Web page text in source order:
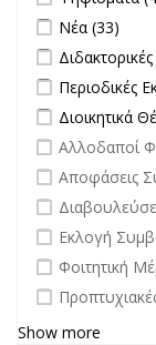
Apply Νέα filter
Νέα (33)
Apply
ApplyΠεριοδικές
ApplyΔιοικητικά
undefined
Αλλοδαποί
undefined
Αποφάσεις
undefined
undefined
Εκλογή
undefined
Φοιτητική
undefined
Show more